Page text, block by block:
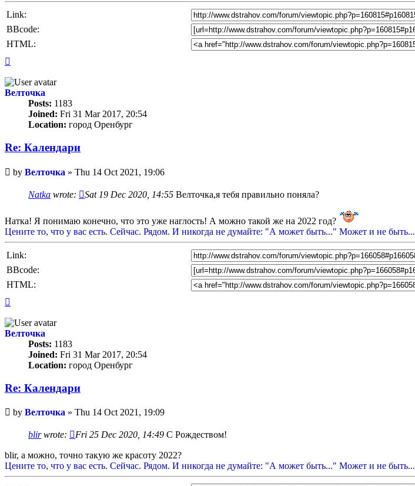
Link:
BBcode:
HTML:
Велточка
Posts: 1183
Joined: Fri 31 Mar 2017, 20:54
Location: город Оренбург
Re: Календари
Unread
post
by Велточка » Thu 14 Oct 2021, 19:06
Natka wrote: Sat 19 Dec 2020, 14:55 Велточка,я тебя правильно поняла?
Натка! Я понимаю конечно, что это уже наглость! А можно такой же на 2022 год?
Цените то, что у вас есть. Сейчас. Рядом. И никогда не думайте: "А может быть..." Может и не быть...
Link:
BBcode:
HTML:
Велточка
Posts: 1183
Joined: Fri 31 Mar 2017, 20:54
Location: город Оренбург
Re: Календари
Unread
post
by Велточка » Thu 14 Oct 2021, 19:09
blirwrote: Fri 25 Dec 2020, 14:49 С Рождеством!
blir, а можно, точно такую же красоту 2022?
Цените то, что у вас есть. Сейчас. Рядом. И никогда не думайте: "А может быть..." Может и не быть...